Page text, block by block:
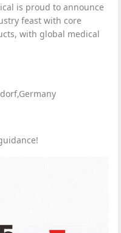
is proud to announce
feast with core
with global medical